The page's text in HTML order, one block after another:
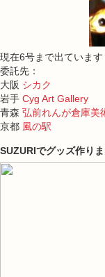
現在6号まで出ています
委託先：
大阪 シカク
岩手 Cyg Art Gallery
青森 弘前れんが倉庫美
京都 風の駅
SUZURIでグッズ作り